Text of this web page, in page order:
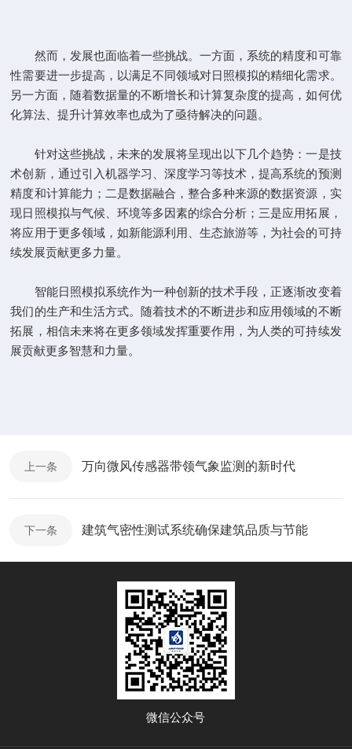
然而，发展也面临着一些挑战。一方面，系统的精度和可靠
性需要进一步提高，以满足不同领域对日照模拟的精细化需求。
另一方面，随着数据量的不断增长和计算复杂度的提高，如何优
化算法、提升计算效率也成为了亟待解决的问题。
针对这些挑战，未来的发展将呈现出以下几个趋势：一是技
术创新，通过引入机器学习、深度学习等技术，提高系统的预测
精度和计算能力；二是数据融合，整合多种来源的数据资源，实
现日照模拟与气候、环境等多因素的综合分析；三是应用拓展，
将应用于更多领域，如新能源利用、生态旅游等，为社会的可持
续发展贡献更多力量。
智能日照模拟系统作为一种创新的技术手段，正逐渐改变着
我们的生产和生活方式。随着技术的不断进步和应用领域的不断
拓展，相信未来将在更多领域发挥重要作用，为人类的可持续发
展贡献更多智慧和力量。
上一条 万向微风传感器带领气象监测的新时代
下一条 建筑气密性测试系统确保建筑品质与节能
微信公众号